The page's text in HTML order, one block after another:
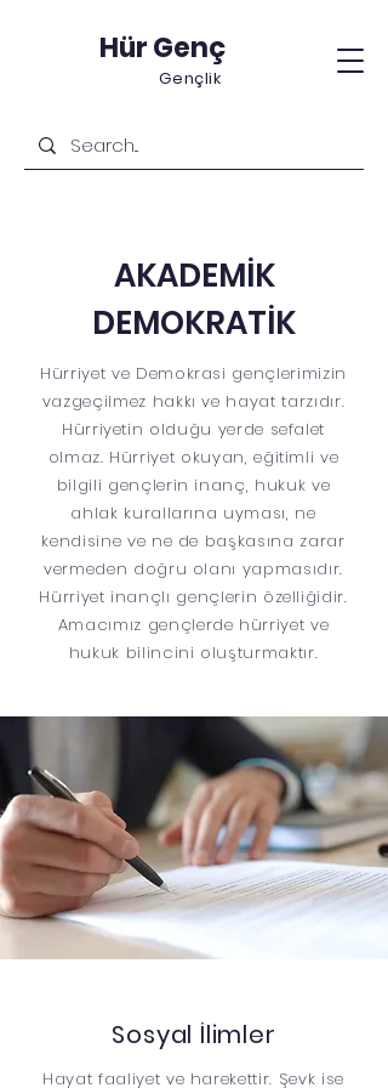
Hür Genç
Gençlik
AKADEMİK
DEMOKRATİK
Hürriyet ve Demokrasi gençlerimizin
vazgeçilmez hakkı ve hayat tarzıdır.
Hürriyetin olduğu yerde sefalet
olmaz. Hürriyet okuyan, eğitimli ve
bilgili gençlerin inanç, hukuk ve
ahlak kurallarına uyması, ne
kendisine ve ne de başkasına zarar
vermeden doğru olanı yapmasıdır.
Hürriyet inançlı gençlerin özelliğidir.
Amacımız gençlerde hürriyet ve
hukuk bilincini oluşturmaktır.
Sosyal İlimler
Hayat faaliyet ve harekettir. Şevk ise